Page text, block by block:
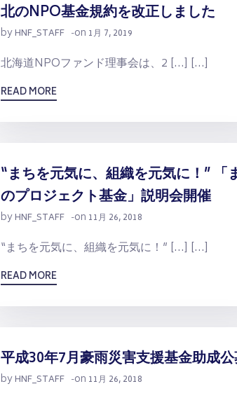
北のNPO基金規約を改正しました
byHNF_STAFF -on 1月 7, 2019
北海道NPOファンド理事会は、2 […] […]
READ MORE
“まちを元気に、組織を元気に！” 「
のプロジェクト基金」説明会開催
byHNF_STAFF -on 11月 26, 2018
“まちを元気に、組織を元気に！” […] […]
READ MORE
平成30年7月豪雨災害支援基金助成
byHNF_STAFF -on 11月 26, 2018